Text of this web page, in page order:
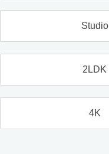
Studio
2LDK
4K